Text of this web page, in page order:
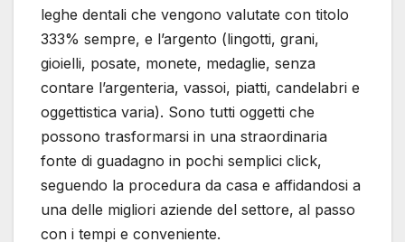
leghe dentali che vengono valutate con titolo
333% sempre, e l’argento (lingotti, grani,
gioielli, posate, monete, medaglie, senza
contare l’argenteria, vassoi, piatti, candelabri e
oggettistica varia). Sono tutti oggetti che
possono trasformarsi in una straordinaria
fonte di guadagno in pochi semplici click,
seguendo la procedura da casa e affidandosi a
una delle migliori aziende del settore, al passo
con i tempi e conveniente.